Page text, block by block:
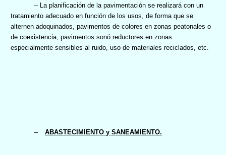
– La planificación de la pavimentación se realizará con un
tratamiento adecuado en función de los usos, de forma que se
alternen adoquinados, pavimentos de colores en zonas peatonales o
de coexistencia, pavimentos sonó reductores en zonas
especialmente sensibles al ruido, uso de materiales reciclados, etc.
– ABASTECIMIENTO y SANEAMIENTO.